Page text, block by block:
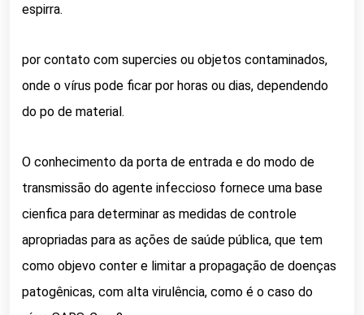
espirra.
por contato com supercies ou objetos contaminados,
onde o vírus pode ficar por horas ou dias, dependendo
do po de material.
O conhecimento da porta de entrada e do modo de
transmissão do agente infeccioso fornece uma base
cienfica para determinar as medidas de controle
apropriadas para as ações de saúde pública, que tem
como objevo conter e limitar a propagação de doenças
patogênicas, com alta virulência, como é o caso do